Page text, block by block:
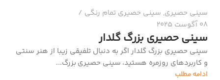
سینی حصیری, سینی حصیری تمام رنگی
08 آگوست 2025
سینی حصیری بزرگ گلدار
سینی حصیری بزرگ گلدار اگر به دنبال تلفیقی زیبا از هنر سنتی
و کاربردهای روزمره هستید، سینی حصیری بزرگ...
ادامه مطلب